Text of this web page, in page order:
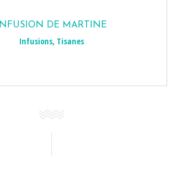
INFUSION DE MARTINE
Infusions, Tisanes